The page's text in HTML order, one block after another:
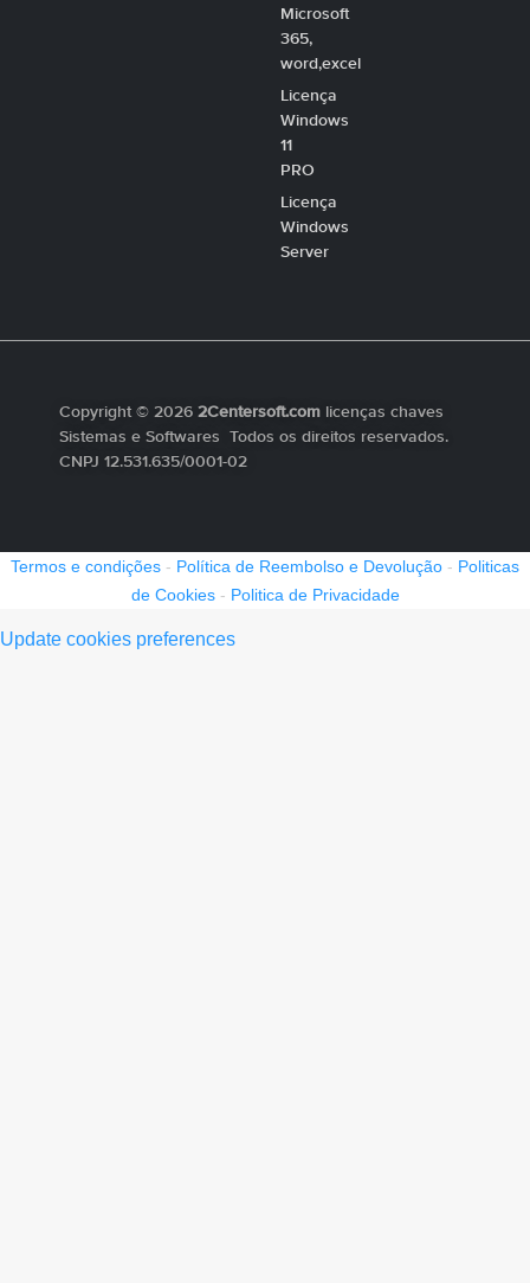
Microsoft
365,
word,excel
Licença
Windows
11
PRO
Licença
Windows
Server
Copyright © 2026 2Centersoft.com licenças chaves
Sistemas e Softwares Todos os direitos reservados.
CNPJ 12.531.635/0001-02
Termos e condições - Política de Reembolso e Devolução - Politicas
de Cookies- Politica de Privacidade
Update cookies preferences